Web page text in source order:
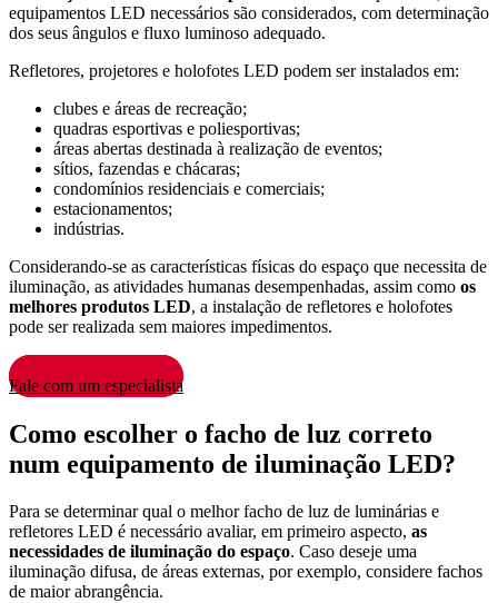
equipamentos LED necessários são considerados, com determinação
dos seus ângulos e fluxo luminoso adequado.
Refletores, projetores e holofotes LED podem ser instalados em:
clubes e áreas de recreação;
quadras esportivas e poliesportivas;
áreas abertas destinada à realização de eventos;
sítios, fazendas e chácaras;
condomínios residenciais e comerciais;
estacionamentos;
indústrias.
Considerando-se as características físicas do espaço que necessita de
iluminação, as atividades humanas desempenhadas, assim como os
melhores produtos LED, a instalação de refletores e holofotes
pode ser realizada sem maiores impedimentos.
Fale com um especialista
Como escolher o facho de luz correto
num equipamento de iluminação LED?
Para se determinar qual o melhor facho de luz de luminárias e
refletores LED é necessário avaliar, em primeiro aspecto, as
necessidades de iluminação do espaço. Caso deseje uma
iluminação difusa, de áreas externas, por exemplo, considere fachos
de maior abrangência.